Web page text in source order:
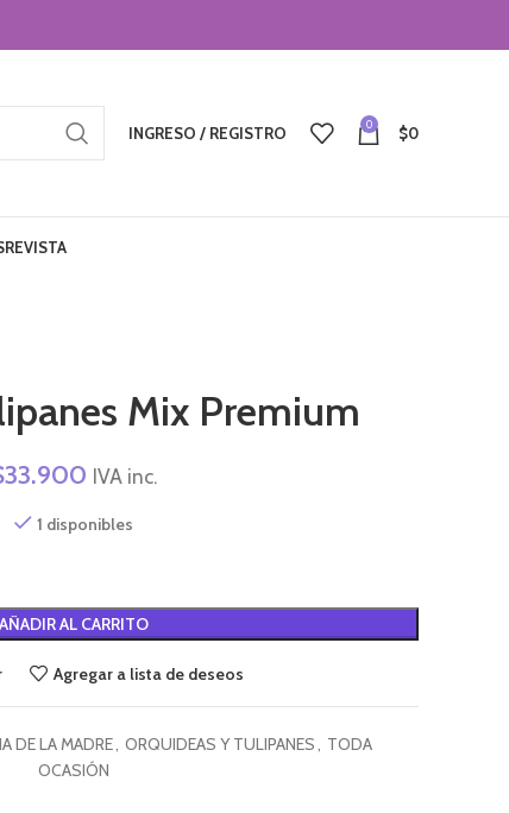
INGRESO / REGISTRO 0 $0
REVISTA
Mix Premium
33.900 IVA inc.
1 disponibles
AÑADIR AL CARRITO
Agregar a lista de deseos
DE LA MADRE, ORQUIDEAS Y TULIPANES, TODA
OCASIÓN